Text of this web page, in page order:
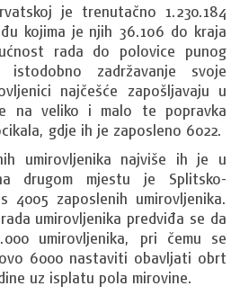
je trenutačno 1.230.184
kojima je njih 36.106 do kraja
rada do polovice punog
zadržavanje svoje
najčešće zapošljavaju u
na veliko i malo te popravka
gdje ih je zaposleno 6022.
umirovljenika najviše ih je u
drugom mjestu je Splitsko-
4005 zaposlenih umirovljenika.
umirovljenika predviđa se da
umirovljenika, pri čemu se
6000 nastaviti obavljati obrt
uz isplatu pola mirovine.